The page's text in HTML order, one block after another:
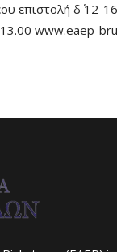
επιστολή δ΄
www.eaep-